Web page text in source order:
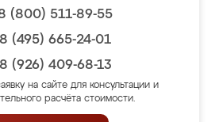
(800) 511-89-55
8 (495) 665-24-01
8 (926) 409-68-13
на сайте для консультации и
расчёта стоимости.